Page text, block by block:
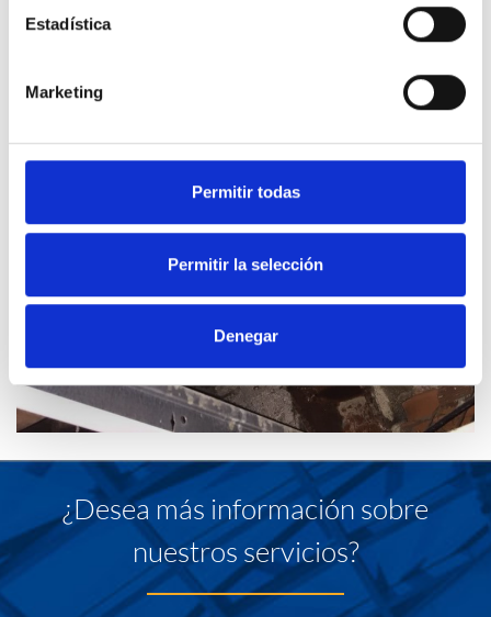
Estadística
Marketing
Permitir todas
Permitir la selección
Denegar
¿Desea más información sobre
nuestros servicios?